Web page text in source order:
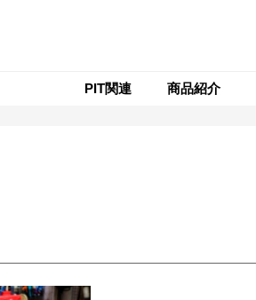
PIT関連 商品紹介